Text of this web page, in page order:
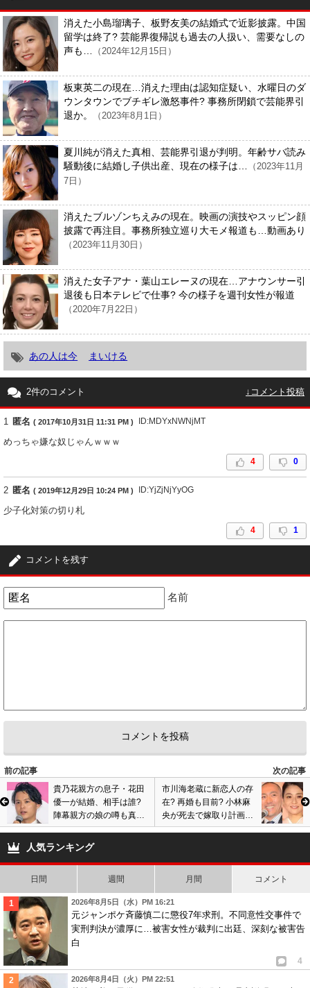
消えた小島瑠璃子、板野友美の結婚式で近影披露。中国
留学は終了? 芸能界復帰説も過去の人扱い、需要なしの
声も…
（2024年12月15日）
板東英二の現在…消えた理由は認知症疑い、水曜日のダ
ウンタウンでブチギレ激怒事件? 事務所閉鎖で芸能界引
退か。
（2023年8月1日）
夏川純が消えた真相、芸能界引退が判明。年齢サバ読み
騒動後に結婚し子供出産、現在の様子は…
（2023年11月
7日）
消えたブルゾンちえみの現在。映画の演技やスッピン顔
披露で再注目。事務所独立巡り大モメ報道も…動画あり
（2023年11月30日）
消えた女子アナ・葉山エレーヌの現在…アナウンサー引
退後も日本テレビで仕事? 今の様子を週刊女性が報道
（2020年7月22日）
あの人は今 まいける
2件のコメント ↓コメント投稿
1 匿名 ( 2017年10月31日 11:31 PM ) ID:MDYxNWNjMT
めっちゃ嫌な奴じゃんｗｗｗ
4 0
2 匿名 ( 2019年12月29日 10:24 PM ) ID:YjZjNjYyOG
少子化対策の切り札
4 1
コメントを残す
名前
前の記事
次の記事
貴乃花親方の息子・花田
優一が結婚、相手は誰?
陣幕親方の娘の噂も真相
は…画像あり
市川海老蔵に新恋人の存
在? 再婚も目前? 小林麻
央が死去で嫁取り計画進
行、小林麻耶らの名前浮
人気ランキング
日間 週間 月間 コメント
2026年8月5日（水）PM 16:21
元ジャンポケ斉藤慎二に懲役7年求刑。不同意性交事件で
実刑判決が濃厚に…被害女性が裁判に出廷、深刻な被害告
白
4
2026年8月4日（火）PM 22:51